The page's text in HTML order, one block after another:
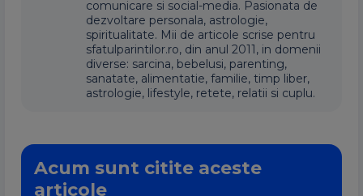
comunicare si social-media. Pasionata de
dezvoltare personala, astrologie,
spiritualitate. Mii de articole scrise pentru
sfatulparintilor.ro, din anul 2011, in domenii
diverse: sarcina, bebelusi, parenting,
sanatate, alimentatie, familie, timp liber,
astrologie, lifestyle, retete, relatii si cuplu.
Acum sunt citite aceste
articole